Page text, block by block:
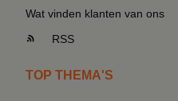
Wat vinden klanten van ons
RSS
TOP THEMA'S